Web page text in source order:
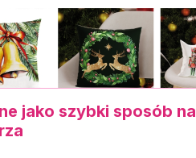
jako szybki sposób na